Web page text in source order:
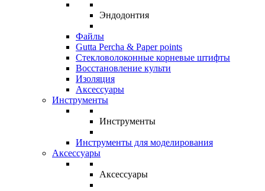
Эндодонтия
Файлы
Gutta Percha & Paper points
Стекловолоконные корневые штифты
Восстановление культи
Изоляция
Аксессуары
Инструменты
Инструменты
Инструменты для моделирования
Аксессуары
Аксессуары